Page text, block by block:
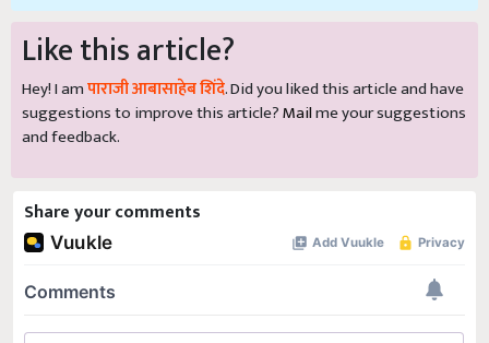
Like this article?
Hey! I amपाराजी आबासाहेब शिंदे. Did you liked this article and have
suggestions to improve this article?Mailme your suggestions
and feedback.
Share your comments